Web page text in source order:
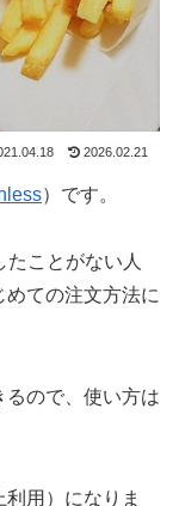
2026.02.21
）です。
ことがない人
ての注文方法に
るので、使い方は
利用）になりま